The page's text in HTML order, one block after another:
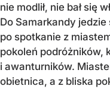
nie modlił, nie bał się
Do Samarkandy
po spotkanie z
pokoleń podróżników,
i awanturników.
obietnica, a z bliska